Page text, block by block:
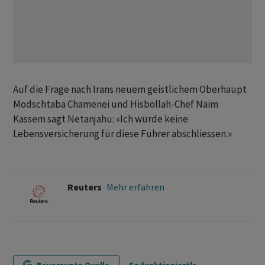
Auf die Frage nach Irans neuem geistlichem Oberhaupt
Modschtaba Chamenei und Hisbollah-Chef Naim
Kassem sagt Netanjahu: «Ich würde keine
Lebensversicherung für diese Führer abschliessen.»
Reuters Mehr erfahren